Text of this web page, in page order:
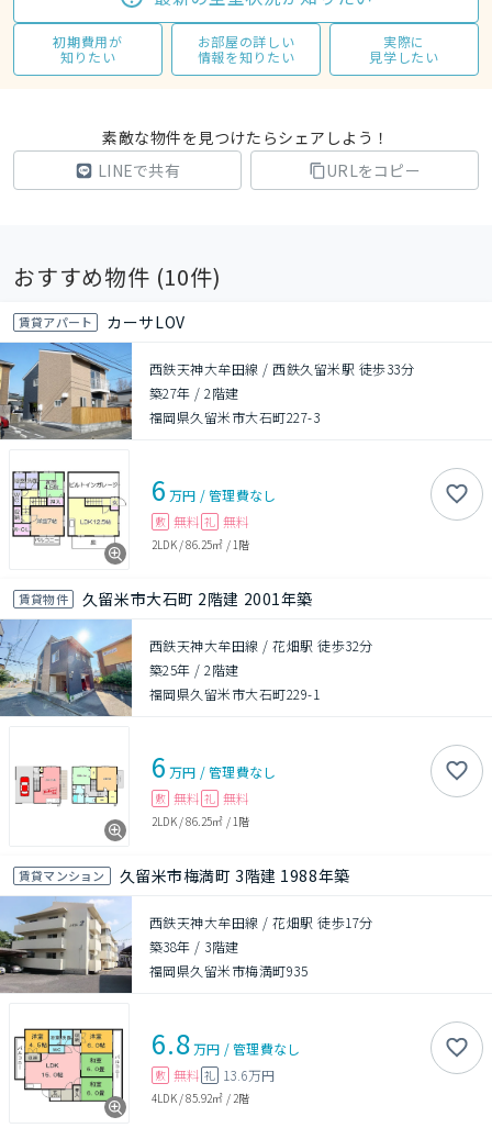
初期費用が
知りたい
お部屋の詳しい
情報を知りたい
実際に
見学したい
素敵な物件を見つけたらシェアしよう！
LINEで共有
URLをコピー
おすすめ物件 (10件)
賃貸アパート カーサLOV
西鉄天神大牟田線 / 西鉄久留米駅 徒歩33分
築27年 /2階建
福岡県久留米市大石町227-3
6 万円 /管理費なし
敷 無料 礼 無料
2LDK/86.25㎡ / 1階
賃貸物件 久留米市大石町 2階建 2001年築
西鉄天神大牟田線 / 花畑駅 徒歩32分
築25年 /2階建
福岡県久留米市大石町229-1
6 万円 /管理費なし
敷 無料 礼 無料
2LDK/86.25㎡ / 1階
賃貸マンション 久留米市梅満町 3階建 1988年築
西鉄天神大牟田線 / 花畑駅 徒歩17分
築38年 / 3階建
福岡県久留米市梅満町935
6.8万円 /管理費なし
敷 無料 礼 13.6万円
4LDK/85.92㎡ / 2階